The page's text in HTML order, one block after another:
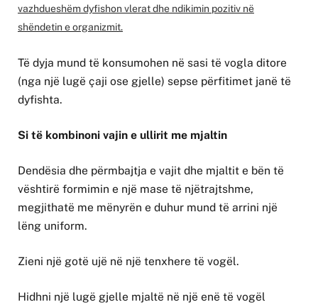
vazhdueshëm dyfishon vlerat dhe ndikimin pozitiv në
shëndetin e organizmit.
Të dyja mund të konsumohen në sasi të vogla ditore
(nga një lugë çaji ose gjelle) sepse përfitimet janë të
dyfishta.
Si të kombinoni vajin e ullirit me mjaltin
Dendësia dhe përmbajtja e vajit dhe mjaltit e bën të
vështirë formimin e një mase të njëtrajtshme,
megjithatë me mënyrën e duhur mund të arrini një
lëng uniform.
Zieni një gotë ujë në një tenxhere të vogël.
Hidhni një lugë gjelle mjaltë në një enë të vogël